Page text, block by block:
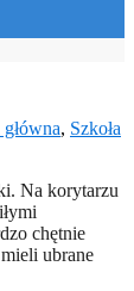
, Szkoła
Na korytarzu
chętnie
ubrane